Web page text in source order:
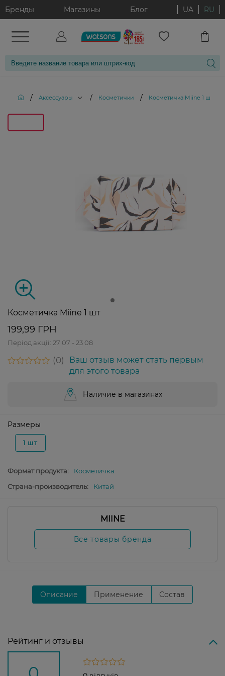
Бренды Магазины Блог UA RU
/ Аксессуары / Косметички / Косметичка Miine 1 шт
Косметичка Miine 1 шт
199,99 ГРН
Період акції: 27 07 - 23 08
0
Ваш отзыв может стать первым
для этого товара
Наличие в магазинах
Размеры
1 шт
Формат продукта:
Косметичка
Страна-производитель:
Китай
MIINE
Все товары бренда
Описание Применение Состав
Рейтинг и отзывы